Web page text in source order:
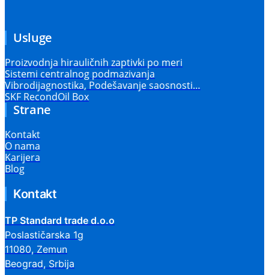
Usluge
Proizvodnja hirauličnih zaptivki po meri
Sistemi centralnog podmazivanja
Vibrodijagnostika, Podešavanje saosnosti…
SKF RecondOil Box
Strane
Kontakt
O nama
Karijera
Blog
Kontakt
TP Standard trade d.o.o
Poslastičarska 1g
11080, Zemun
Beograd, Srbija